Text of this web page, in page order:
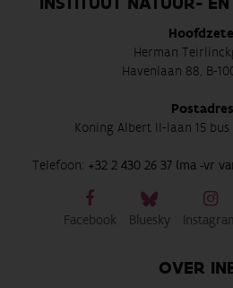
Herman
Havenlaan 88, B-
Koning Albert II-laan 15 bus
Telefoon: +32 2 430 26 37 (ma -vr
Facebook Bluesky
OVER